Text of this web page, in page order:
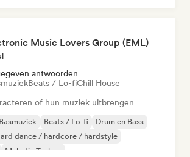
Music Lovers Group (EML)
antwoorden
Beats / Lo-fiChill House
of hun muziek uitbrengen
Basmuziek Beats / Lo-fi
Drum en Bass
dance / hardcore / hardstyle
Melodic Techno